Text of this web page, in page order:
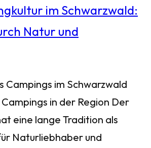
Campings im Schwarzwald
in der Region Der
eine lange Tradition als
Naturliebhaber und